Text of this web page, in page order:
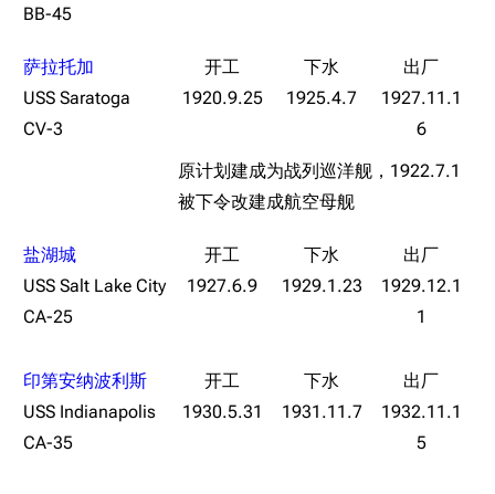
BB-45
萨拉托加
USS Saratoga
CV-3
1920.9.25 1925.4.7
1927.11.1
6
原计划建成为战列巡洋舰，1922.7.1
被下令改建成航空母舰
盐湖城
USS Salt Lake City
CA-25
1927.6.9 1929.1.23
1929.12.1
1
印第安纳波利斯
USS Indianapolis
CA-35
1930.5.31 1931.11.7
1932.11.1
5